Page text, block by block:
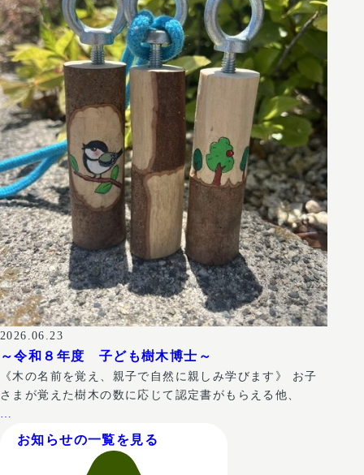
2026.06.23
～令和８年度 子ども樹木博士～
《木の名前を覚え、親子で自然に親しみ学びます》 お子
さまが覚えた樹木の数に応じて認定書がもらえる他、
お知らせの一覧を見る